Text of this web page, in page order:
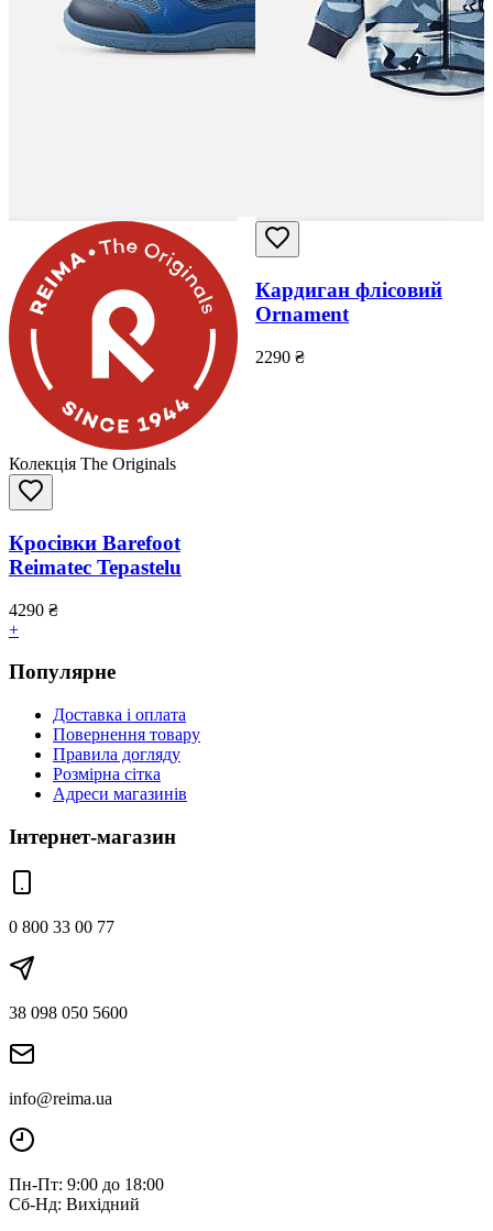
Колекція The Originals
Кросівки Barefoot
Reimatec Tepastelu
4290 ₴
+
Кардиган флісовий
Ornament
2290 ₴
Популярне
Доставка і оплата
Повернення товару
Правила догляду
Розмірна сітка
Адреси магазинів
Інтернет-магазин
0 800 33 00 77
38 098 050 5600
info@reima.ua
Пн-Пт: 9:00 до 18:00
Сб-Нд: Вихідний